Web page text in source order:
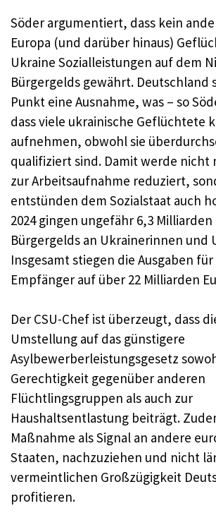
Söder argumentiert, dass kein
Europa (und darüber hinaus)
Ukraine Sozialleistungen auf dem
Bürgergelds gewährt. Deutschland
Punkt eine Ausnahme, was – so
dass viele ukrainische Geflüchtete
aufnehmen, obwohl sie
qualifiziert sind. Damit werde nicht
zur Arbeitsaufnahme reduziert,
entstünden dem Sozialstaat auch
2024 gingen ungefähr 6,3 Milliarden
Bürgergelds an Ukrainerinnen und
Insgesamt stiegen die Ausgaben
Empfänger auf über 22 Milliarden
Der CSU-Chef ist überzeugt, dass
Umstellung auf das günstigere
Asylbewerberleistungsgesetz
Gerechtigkeit gegenüber anderen
Flüchtlingsgruppen als auch zur
Haushaltsentlastung beiträgt.
Maßnahme als Signal an andere
Staaten, nachzuziehen und nicht
vermeintlichen Großzügigkeit
profitieren.